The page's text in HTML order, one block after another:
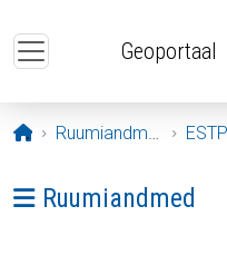
Geoportaal
Avaleht
Ruumiandmed ESTPOS
Ava menüü:
Ruumiandmed